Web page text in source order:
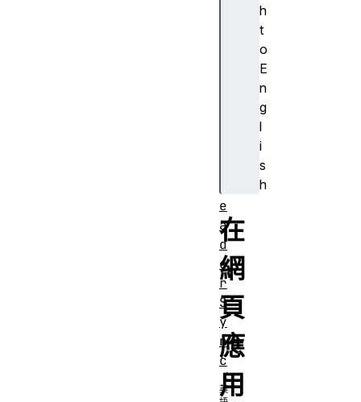
h
t
o
E
n
g
l
i
s
h
在
網
頁
應
用
e
a
d
e
r
S
y
n
c